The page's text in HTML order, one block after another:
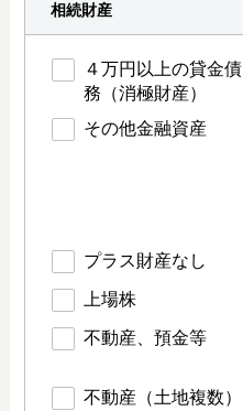
相続財産
４万円以上の貸金債
務（消極財産）
その他金融資産
プラス財産なし
上場株
不動産、預金等
不動産（土地複数）